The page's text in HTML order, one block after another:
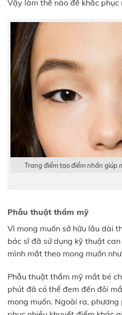
Vậy làm thế nào để khắc phục
Trang điểm tạo điểm nhấn giúp
Phẫu thuật thẩm mỹ
Vì mong muốn sở hữu lâu dài
bác sĩ đã sử dụng kỹ thuật
mình mắt theo mong muốn
Phẫu thuật thẩm mỹ mắt bé
phút đã có thể đem đến đôi
mong muốn. Ngoài ra,